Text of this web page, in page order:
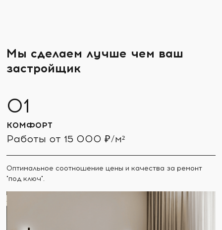
Мы сделаем лучше чем ваш
застройщик
КОМФОРТ
Работы от 15 000 ₽/м²
Оптимальное соотношение цены и качества за ремонт
"под ключ".